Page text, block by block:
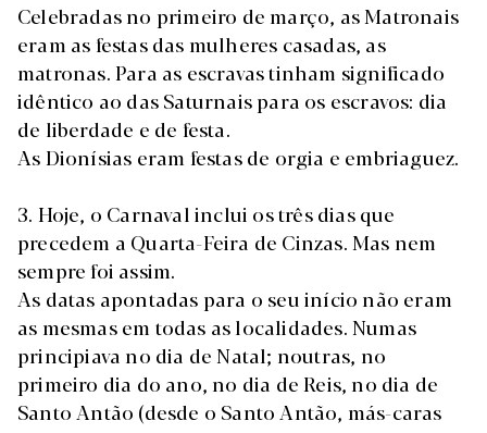
Celebradas no primeiro de março, as Matronais
eram as festas das mulheres casadas, as
matronas. Para as escravas tinham significado
idêntico ao das Saturnais para os escravos: dia
de liberdade e de festa.
As Dionísias eram festas de orgia e embriaguez.
3. Hoje, o Carnaval inclui os três dias que
precedem a Quarta-Feira de Cinzas. Mas nem
sempre foi assim.
As datas apontadas para o seu início não eram
as mesmas em todas as localidades. Numas
principiava no dia de Natal; noutras, no
primeiro dia do ano, no dia de Reis, no dia de
Santo Antão (desde o Santo Antão, más-caras